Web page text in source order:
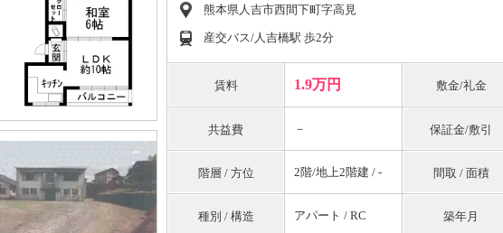
熊本県人吉市西間下町字高見
産交バス/人吉橋駅 歩2分
賃料 1.9万円 敷金/礼金
共益費 － 保証金/敷引
階層 / 方位 2階/地上2階建 / - 間取 / 面積
種別 / 構造 アパート / RC 築年月